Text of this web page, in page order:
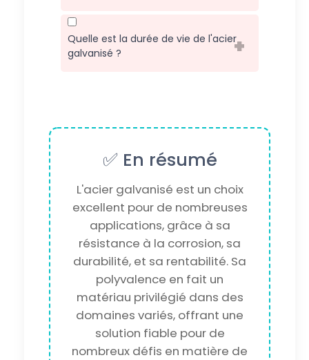
raisons esthétiques ou une
protection supplémentaire.
Cependant, il nécessite un
Quelle est la durée de vie de l'acier
galvanisé ?
✅ En résumé
L'acier galvanisé est un choix
excellent pour de nombreuses
applications, grâce à sa
résistance à la corrosion, sa
durabilité, et sa rentabilité. Sa
polyvalence en fait un
matériau privilégié dans des
domaines variés, offrant une
solution fiable pour de
nombreux défis en matière de